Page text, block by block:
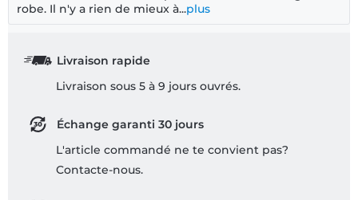
robe. Il n'y a rien de mieux à...plus
Livraison rapide
Livraison sous 5 à 9 jours ouvrés.
Échange garanti 30 jours
L'article commandé ne te convient pas?
Contacte-nous.